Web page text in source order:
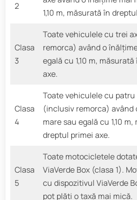
2
1,10 m, măsurată în
Clasa
3
Toate vehiculele cu trei
remorca) având o
egală cu 1,10 m,
axe.
Clasa
4
Toate vehiculele cu
(inclusiv remorca) având
mare sau egală cu 1,10
dreptul primei axe.
Clasa
5
Toate motocicletele
ViaVerde Box (clasa 1).
cu dispozitivul ViaVerde
pot plăti o taxă mai mică.